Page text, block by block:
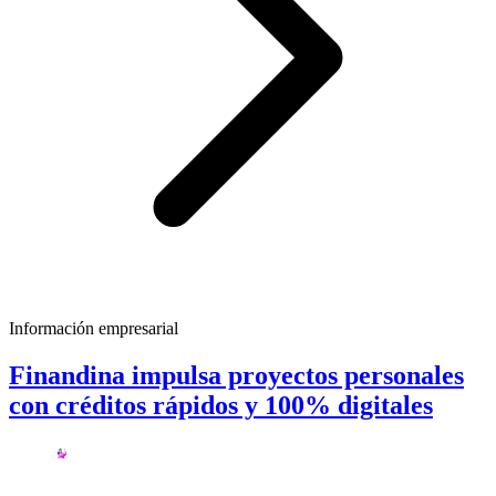
Información empresarial
Finandina impulsa proyectos personales
con créditos rápidos y 100% digitales